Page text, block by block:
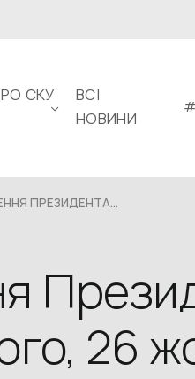
СКУ
ВСІ
НОВИНИ
ПРЕЗИДЕНТА...
26